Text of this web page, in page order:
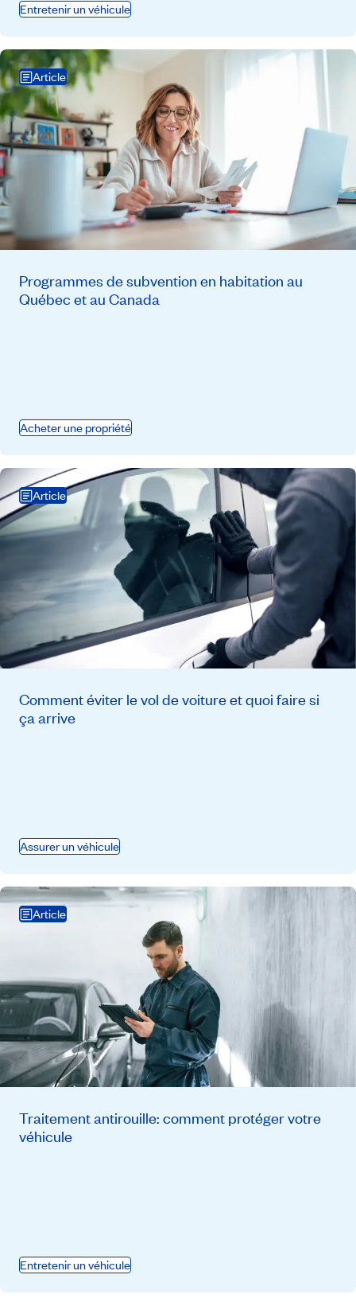
Entretenir un véhicule
Article
Programmes de subvention en habitation au
Québec et au Canada
Acheter une propriété
Article
Comment éviter le vol de voiture et quoi faire si
ça arrive
Assurer un véhicule
Article
Traitement antirouille: comment protéger votre
véhicule
Entretenir un véhicule